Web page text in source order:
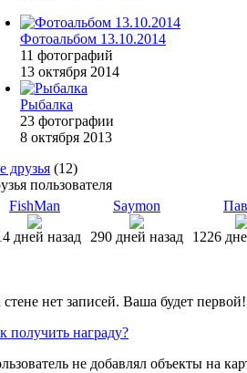
Фотоальбом 13.10.2014
11 фотографий
13 октября 2014
Рыбалка
23 фотографии
8 октября 2013
друзья (12)
пользователя
FishMan
дней назад
Saymon
290 дней назад
1226
нет записей. Ваша будет первой!
получить награду?
не добавлял объекты на